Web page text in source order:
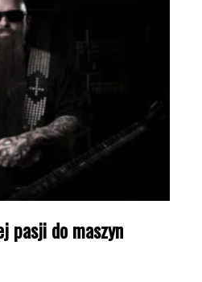
pasji do maszyn